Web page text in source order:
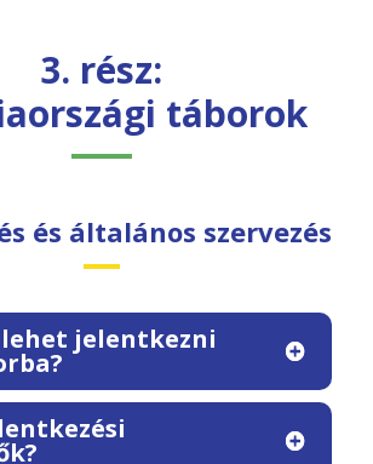
3. rész:
táborok
és általános szervezés
jelentkezni